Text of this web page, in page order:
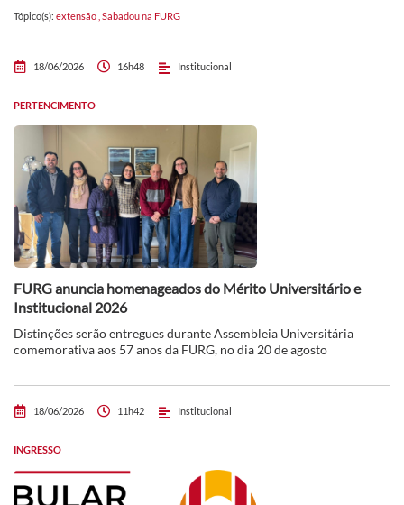
Tópico(s): extensão Sabadou na FURG
18/06/2026 16h48 Institucional
PERTENCIMENTO
FURG anuncia homenageados do Mérito Universitário e
Institucional 2026
Distinções serão entregues durante Assembleia Universitária
comemorativa aos 57 anos da FURG, no dia 20 de agosto
18/06/2026 11h42 Institucional
INGRESSO